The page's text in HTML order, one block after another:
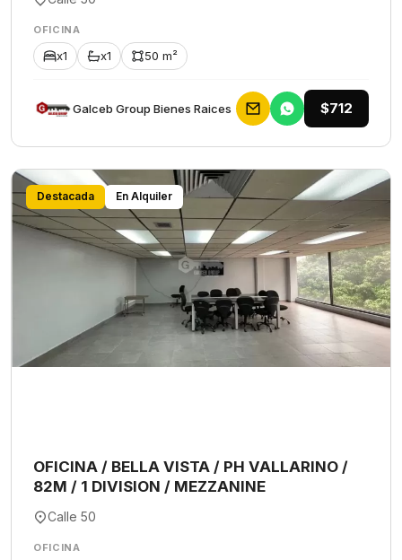
OFICINA
x1 x1 50 m²
Galceb Group Bienes Raices $712
Destacada En Alquiler
OFICINA / BELLA VISTA / PH VALLARINO /
82M / 1 DIVISION / MEZZANINE
Calle 50
OFICINA